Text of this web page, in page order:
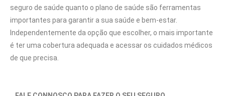
seguro de saúde quanto o plano de saúde são ferramentas
importantes para garantir a sua saúde e bem-estar.
Independentemente da opção que escolher, o mais importante
é ter uma cobertura adequada e acessar os cuidados médicos
de que precisa.